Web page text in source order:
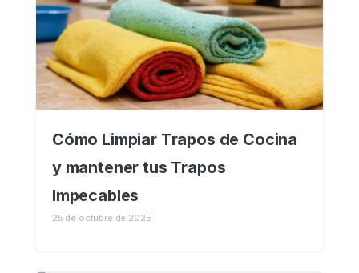
Cómo Limpiar Trapos de Cocina
y mantener tus Trapos
Impecables
25 de octubre de 2025